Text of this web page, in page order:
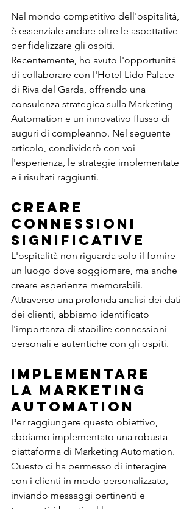
Nel mondo competitivo dell'ospitalità,
è essenziale andare oltre le aspettative
per fidelizzare gli ospiti.
Recentemente, ho avuto l'opportunità
di collaborare con l'Hotel Lido Palace
di Riva del Garda, offrendo una
consulenza strategica sulla Marketing
Automation e un innovativo flusso di
auguri di compleanno. Nel seguente
articolo, condividerò con voi
l'esperienza, le strategie implementate
e i risultati raggiunti.
Creare
Connessioni
Significative
L'ospitalità non riguarda solo il fornire
un luogo dove soggiornare, ma anche
creare esperienze memorabili.
Attraverso una profonda analisi dei dati
dei clienti, abbiamo identificato
l'importanza di stabilire connessioni
personali e autentiche con gli ospiti.
Implementare
la Marketing
Automation
Per raggiungere questo obiettivo,
abbiamo implementato una robusta
piattaforma di Marketing Automation.
Questo ci ha permesso di interagire
con i clienti in modo personalizzato,
inviando messaggi pertinenti e